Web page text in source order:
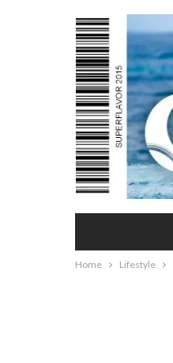
Home Lifestyle